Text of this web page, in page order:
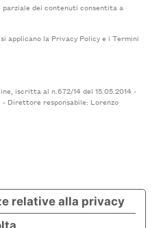
dei contenuti consentita a
applicano la Privacy Policye i Termini
iscritta al n.672/14 del 15.05.2014 -
Direttore responsabile: Lorenzo
relative alla privacy